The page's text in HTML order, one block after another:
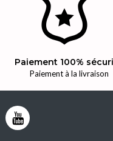
Paiement 100%
Paiement à la livraison